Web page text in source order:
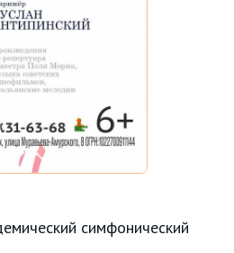
симфонический